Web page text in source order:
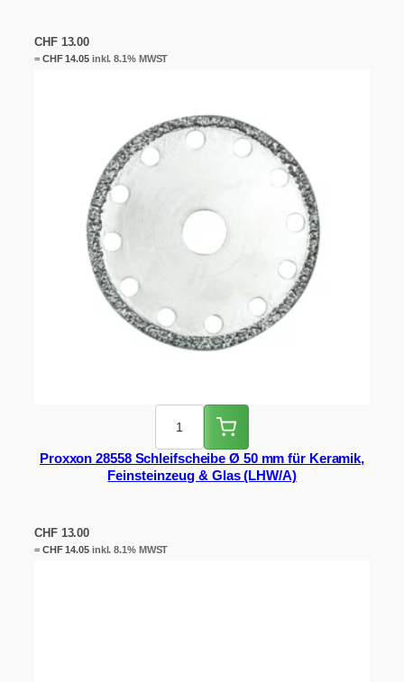
CHF13.00
= CHF14.05inkl. 8.1% MWST
Proxxon 28558 Schleifscheibe Ø 50 mm für Keramik,
Feinsteinzeug & Glas (LHW/A)
CHF13.00
= CHF14.05inkl. 8.1% MWST